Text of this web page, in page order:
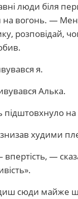
люди біля
на вогонь. —
розповідай,
я.
Алька.
на
худими
впертість, —
сюди майже